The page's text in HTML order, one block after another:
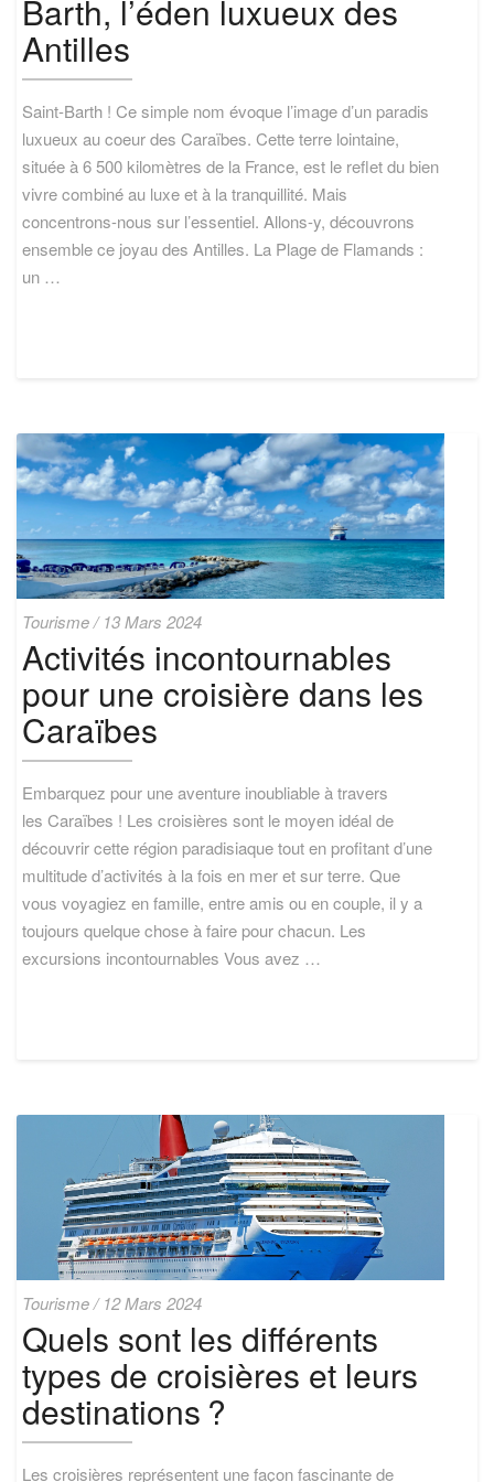
rêve
à
luxueux
des
Antilles
Barth, l’éden luxueux des
Antilles
Saint-Barth ! Ce simple nom évoque l’image d’un paradis
luxueux au coeur des Caraïbes. Cette terre lointaine,
située à 6 500 kilomètres de la France, est le reflet du bien
vivre combiné au luxe et à la tranquillité. Mais
concentrons-nous sur l’essentiel. Allons-y, découvrons
ensemble ce joyau des Antilles. La Plage de Flamands :
un …
Tourisme/13 Mars 2024Activités
pour
une
croisière
Activités incontournables
pour une croisière dans les
Caraïbes
Embarquez pour une aventure inoubliable à travers
les Caraïbes ! Les croisières sont le moyen idéal de
découvrir cette région paradisiaque tout en profitant d’une
multitude d’activités à la fois en mer et sur terre. Que
vous voyagiez en famille, entre amis ou en couple, il y a
toujours quelque chose à faire pour chacun. Les
excursions incontournables Vous avez …
Tourisme/12 Mars 2024Quels
les
différents
types
de
leurs
Quels sont les différents
types de croisières et leurs
destinations ?
Les croisières représentent une façon fascinante de